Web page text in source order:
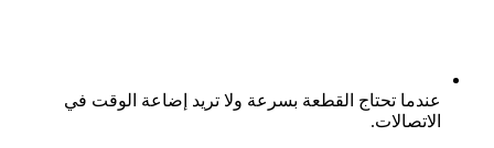
عندما تحتاج القطعة بسرعة ولا تريد إضاعة الوقت في
الاتصالات.